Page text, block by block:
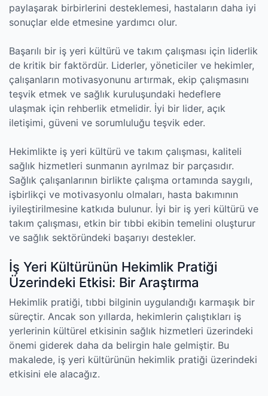
paylaşarak birbirlerini desteklemesi, hastaların daha iyi
sonuçlar elde etmesine yardımcı olur.
Başarılı bir iş yeri kültürü ve takım çalışması için liderlik
de kritik bir faktördür. Liderler, yöneticiler ve hekimler,
çalışanların motivasyonunu artırmak, ekip çalışmasını
teşvik etmek ve sağlık kuruluşundaki hedeflere
ulaşmak için rehberlik etmelidir. İyi bir lider, açık
iletişimi, güveni ve sorumluluğu teşvik eder.
Hekimlikte iş yeri kültürü ve takım çalışması, kaliteli
sağlık hizmetleri sunmanın ayrılmaz bir parçasıdır.
Sağlık çalışanlarının birlikte çalışma ortamında saygılı,
işbirlikçi ve motivasyonlu olmaları, hasta bakımının
iyileştirilmesine katkıda bulunur. İyi bir iş yeri kültürü ve
takım çalışması, etkin bir tıbbi ekibin temelini oluşturur
ve sağlık sektöründeki başarıyı destekler.
İş Yeri Kültürünün Hekimlik Pratiği
Üzerindeki Etkisi: Bir Araştırma
Hekimlik pratiği, tıbbi bilginin uygulandığı karmaşık bir
süreçtir. Ancak son yıllarda, hekimlerin çalıştıkları iş
yerlerinin kültürel etkisinin sağlık hizmetleri üzerindeki
önemi giderek daha da belirgin hale gelmiştir. Bu
makalede, iş yeri kültürünün hekimlik pratiği üzerindeki
etkisini ele alacağız.